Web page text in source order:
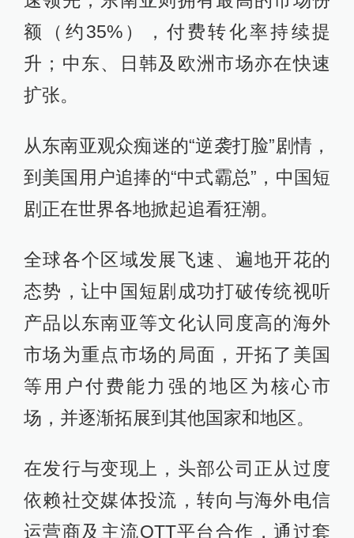
额（约35%），付费转化率持续提
升；中东、日韩及欧洲市场亦在快速
扩张。
从东南亚观众痴迷的“逆袭打脸”剧情，
到美国用户追捧的“中式霸总”，中国短
剧正在世界各地掀起追看狂潮。
全球各个区域发展飞速、遍地开花的
态势，让中国短剧成功打破传统视听
产品以东南亚等文化认同度高的海外
市场为重点市场的局面，开拓了美国
等用户付费能力强的地区为核心市
场，并逐渐拓展到其他国家和地区。
在发行与变现上，头部公司正从过度
依赖社交媒体投流，转向与海外电信
运营商及主流OTT平台合作，通过套